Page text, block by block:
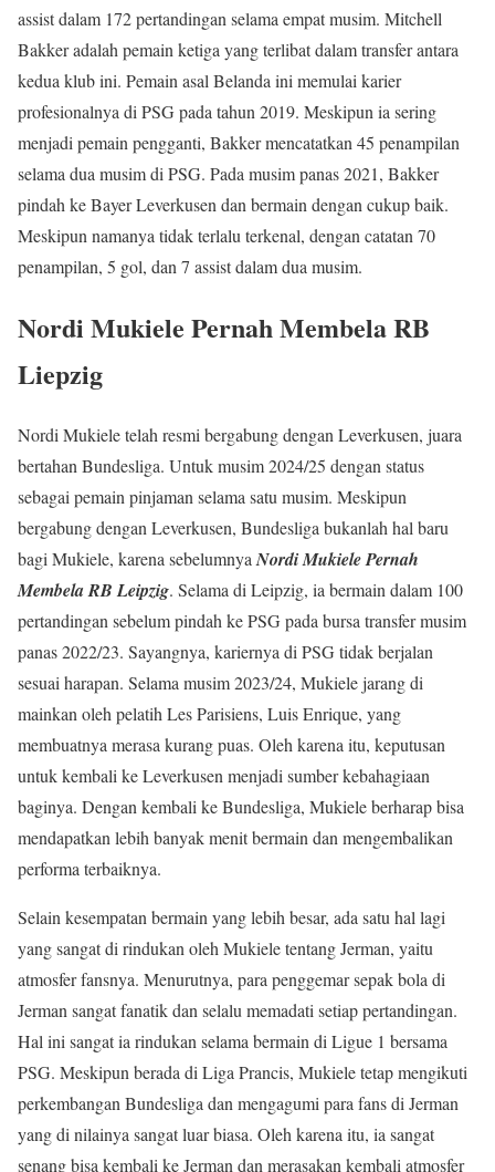
assist dalam 172 pertandingan selama empat musim. Mitchell
Bakker adalah pemain ketiga yang terlibat dalam transfer antara
kedua klub ini. Pemain asal Belanda ini memulai karier
profesionalnya di PSG pada tahun 2019. Meskipun ia sering
menjadi pemain pengganti, Bakker mencatatkan 45 penampilan
selama dua musim di PSG. Pada musim panas 2021, Bakker
pindah ke Bayer Leverkusen dan bermain dengan cukup baik.
Meskipun namanya tidak terlalu terkenal, dengan catatan 70
penampilan, 5 gol, dan 7 assist dalam dua musim.
Nordi Mukiele Pernah Membela RB
Liepzig
Nordi Mukiele telah resmi bergabung dengan Leverkusen, juara
bertahan Bundesliga. Untuk musim 2024/25 dengan status
sebagai pemain pinjaman selama satu musim. Meskipun
bergabung dengan Leverkusen, Bundesliga bukanlah hal baru
bagi Mukiele, karena sebelumnya Nordi Mukiele Pernah
Membela RB Leipzig. Selama di Leipzig, ia bermain dalam 100
pertandingan sebelum pindah ke PSG pada bursa transfer musim
panas 2022/23. Sayangnya, kariernya di PSG tidak berjalan
sesuai harapan. Selama musim 2023/24, Mukiele jarang di
mainkan oleh pelatih Les Parisiens, Luis Enrique, yang
membuatnya merasa kurang puas. Oleh karena itu, keputusan
untuk kembali ke Leverkusen menjadi sumber kebahagiaan
baginya. Dengan kembali ke Bundesliga, Mukiele berharap bisa
mendapatkan lebih banyak menit bermain dan mengembalikan
performa terbaiknya.
Selain kesempatan bermain yang lebih besar, ada satu hal lagi
yang sangat di rindukan oleh Mukiele tentang Jerman, yaitu
atmosfer fansnya. Menurutnya, para penggemar sepak bola di
Jerman sangat fanatik dan selalu memadati setiap pertandingan.
Hal ini sangat ia rindukan selama bermain di Ligue 1 bersama
PSG. Meskipun berada di Liga Prancis, Mukiele tetap mengikuti
perkembangan Bundesliga dan mengagumi para fans di Jerman
yang di nilainya sangat luar biasa. Oleh karena itu, ia sangat
senang bisa kembali ke Jerman dan merasakan kembali atmosfer